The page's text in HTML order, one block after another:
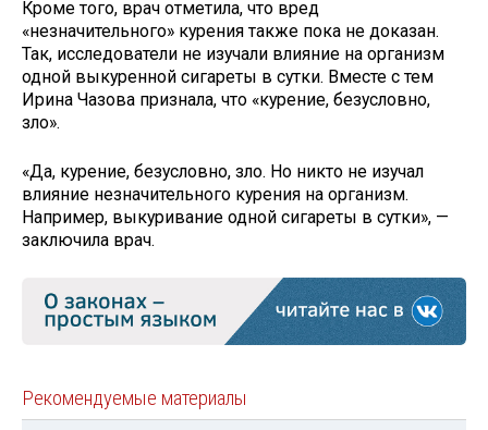
Кроме того, врач отметила, что вред
«незначительного» курения также пока не доказан.
Так, исследователи не изучали влияние на организм
одной выкуренной сигареты в сутки. Вместе с тем
Ирина Чазова признала, что «курение, безусловно,
зло».
«Да, курение, безусловно, зло. Но никто не изучал
влияние незначительного курения на организм.
Например, выкуривание одной сигареты в сутки», —
заключила врач.
Рекомендуемые материалы